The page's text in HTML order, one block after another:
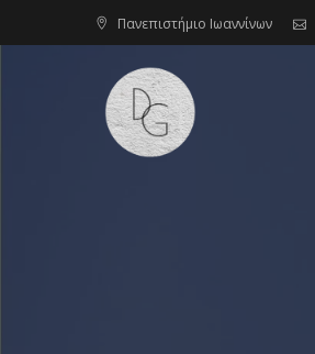
to
Πανεπιστήμιο Ιωαννίνων